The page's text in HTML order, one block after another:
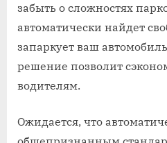
забыть о сложностях
автоматически найдет
запаркует ваш
решение позволит
водителям.
Ожидается, что